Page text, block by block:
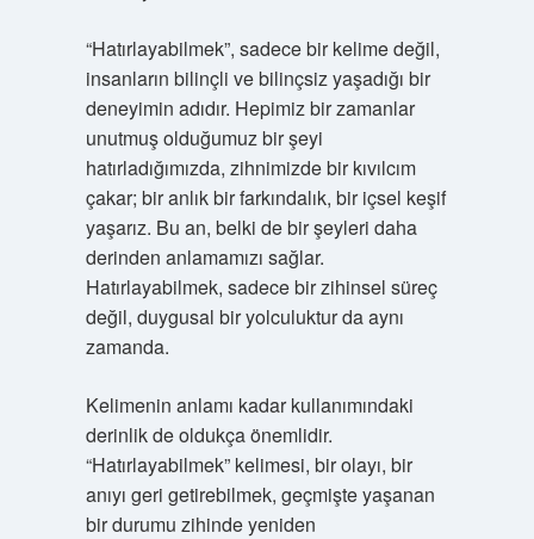
“Hatırlayabilmek”, sadece bir kelime değil,
insanların bilinçli ve bilinçsiz yaşadığı bir
deneyimin adıdır. Hepimiz bir zamanlar
unutmuş olduğumuz bir şeyi
hatırladığımızda, zihnimizde bir kıvılcım
çakar; bir anlık bir farkındalık, bir içsel keşif
yaşarız. Bu an, belki de bir şeyleri daha
derinden anlamamızı sağlar.
Hatırlayabilmek, sadece bir zihinsel süreç
değil, duygusal bir yolculuktur da aynı
zamanda.
Kelimenin anlamı kadar kullanımındaki
derinlik de oldukça önemlidir.
“Hatırlayabilmek” kelimesi, bir olayı, bir
anıyı geri getirebilmek, geçmişte yaşanan
bir durumu zihinde yeniden